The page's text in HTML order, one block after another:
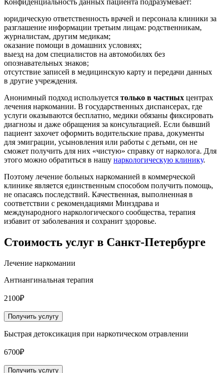
юридическую ответственность врачей и персонала клиники за
разглашение информации третьим лицам: родственникам,
журналистам, другим медикам;
оказание помощи в домашних условиях;
выезд на дом специалистов на автомобилях без
опознавательных знаков;
отсутствие записей в медицинскую карту и передачи данных
в другие учреждения.
Анонимный подход используется только в частных центрах
лечения наркомании. В государственных диспансерах, где
услуги оказываются бесплатно, медики обязаны фиксировать
диагнозы и даже обращения за консультацией. Если бывший
пациент захочет оформить водительские права, документы
для эмиграции, усыновления или работы с детьми, он не
сможет получить для них «чистую» справку от нарколога. Для
этого можно обратиться в нашу наркологическую клинику.
Поэтому лечение больных наркоманией в коммерческой
клинике является единственным способом получить помощь,
не опасаясь последствий. Качественная, выполненная в
соответствии с рекомендациями Минздрава и
международного наркологического сообщества, терапия
избавит от заболевания и сохранит здоровье.
Стоимость услуг в Санкт-Петербурге
Лечение наркомании
Антиангинальная терапия
2100₽
Получить услугу
Быстрая детоксикация при наркотическом отравлении
6700₽
Получить услугу